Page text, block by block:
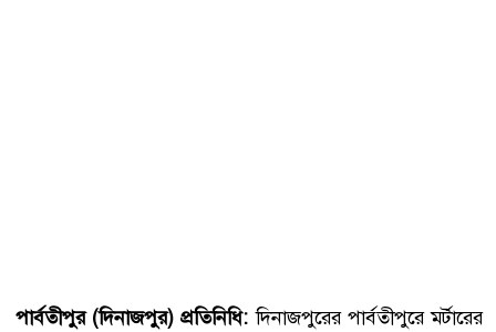
পার্বতীপুর (দিনাজপুর) প্রতিনিধি:দিনাজপুরের পার্বতীপুরে মর্টারের